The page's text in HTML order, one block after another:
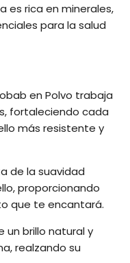
es rica en minerales,
para la salud
en Polvo trabaja
fortaleciendo cada
más resistente y
de la suavidad
proporcionando
que te encantará.
un brillo natural y
realzando su